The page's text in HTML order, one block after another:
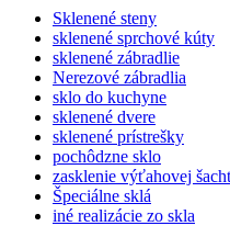
Sklenené steny
sklenené sprchové kúty
sklenené zábradlie
Nerezové zábradlia
sklo do kuchyne
sklenené dvere
sklenené prístrešky
pochôdzne sklo
zasklenie výťahovej
Špeciálne sklá
iné realizácie zo skla